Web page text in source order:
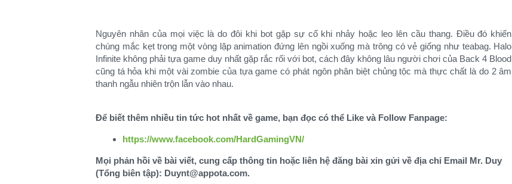
Nguyên nhân của mọi việc là do đôi khi bot gặp sự cố khi nhảy hoặc leo lên cầu thang. Điều đó khiến
chúng mắc kẹt trong một vòng lặp animation đứng lên ngồi xuống mà trông có vẻ giống như teabag. Halo
Infinite không phải tựa game duy nhất gặp rắc rối với bot, cách đây không lâu người chơi của Back 4 Blood
cũng tá hỏa khi một vài zombie của tựa game có phát ngôn phân biệt chủng tộc mà thực chất là do 2 âm
thanh ngẫu nhiên trộn lẫn vào nhau.
Để biết thêm nhiều tin tức hot nhất về game, bạn đọc có thể Like và Follow Fanpage:
https://www.facebook.com/HardGamingVN/
Mọi phản hồi về bài viết, cung cấp thông tin hoặc liên hệ đăng bài xin gửi về địa chỉ Email Mr. Duy
(Tổng biên tập): Duynt@appota.com.